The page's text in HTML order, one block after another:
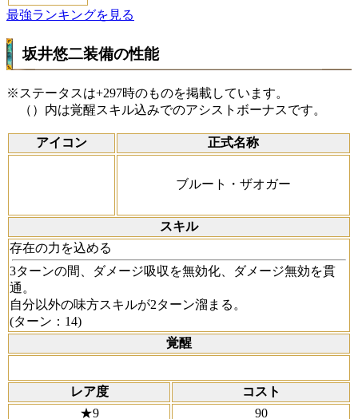
最強ランキングを見る
坂井悠二装備の性能
※ステータスは+297時のものを掲載しています。
（）内は覚醒スキル込みでのアシストボーナスです。
アイコン 正式名称
ブルート・ザオガー
スキル
存在の力を込める
3ターンの間、ダメージ吸収を無効化、ダメージ無効を貫
通。
自分以外の味方スキルが2ターン溜まる。
(ターン：14)
覚醒
レア度
コスト
★9
90